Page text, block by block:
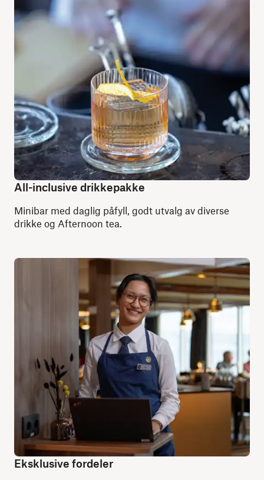
All-inclusive drikkepakke
Minibar med daglig påfyll, godt utvalg av diverse
drikke og Afternoon tea.
Eksklusive fordeler